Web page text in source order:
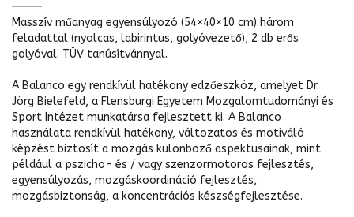
Masszív műanyag egyensúlyozó (54×40×10 cm) három
feladattal (nyolcas, labirintus, golyóvezető), 2 db erős
golyóval. TÜV tanúsítvánnyal.
A Balanco egy rendkívül hatékony edzőeszköz, amelyet Dr.
Jörg Bielefeld, a Flensburgi Egyetem Mozgalomtudományi és
Sport Intézet munkatársa fejlesztett ki. A Balanco
használata rendkívül hatékony, változatos és motiváló
képzést biztosít a mozgás különböző aspektusainak, mint
például a pszicho- és / vagy szenzormotoros fejlesztés,
egyensúlyozás, mozgáskoordináció fejlesztés,
mozgásbiztonság, a koncentrációs készségfejlesztése.